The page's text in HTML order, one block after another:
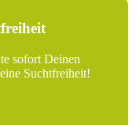
sofort Deinen
Suchtfreiheit!